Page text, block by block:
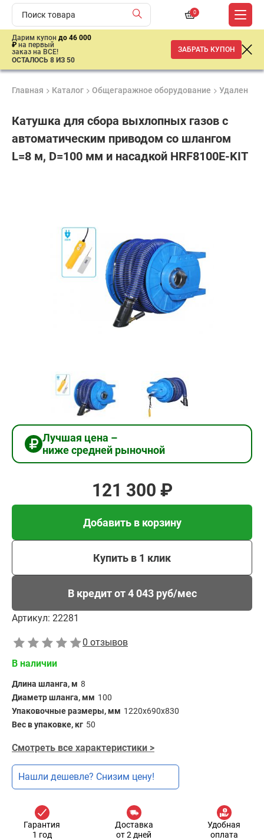
0
Дарим купон до 46 000
₽ на первый
заказ на ВСЕ!
ОСТАЛОСЬ 8 ИЗ 50
ЗАБРАТЬ КУПОН
Главная Каталог Общегаражное оборудование Удаление
Катушка для сбора выхлопных газов с
автоматическим приводом со шлангом
L=8 м, D=100 мм и насадкой HRF8100E-KIT
Лучшая цена –
ниже средней рыночной
121 300 ₽
Добавить в корзину
Купить в 1 клик
В кредит от 4 043 руб/мес
Артикул: 22281
0 отзывов
В наличии
Длина шланга, м 8
Диаметр шланга, мм 100
Упаковочные размеры, мм 1220x690x830
Вес в упаковке, кг 50
Смотреть все характеристики >
Нашли дешевле? Снизим цену!
Гарантия
1 год
Доставка
от 2 дней
Удобная
оплата
рыночной
Добавить в корзину
Купить в 1 клик
В кредит от 4 043 руб/